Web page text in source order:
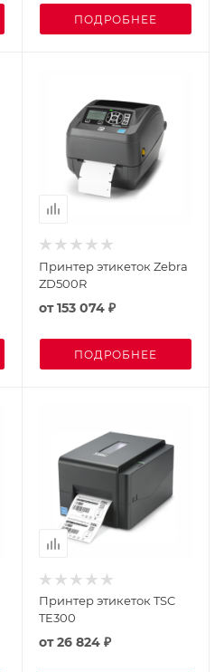
ПОДРОБНЕЕ
Принтер этикеток Zebra
ZD500R
от153 074 ₽
ПОДРОБНЕЕ
Принтер этикеток TSC
TE300
от26 824 ₽